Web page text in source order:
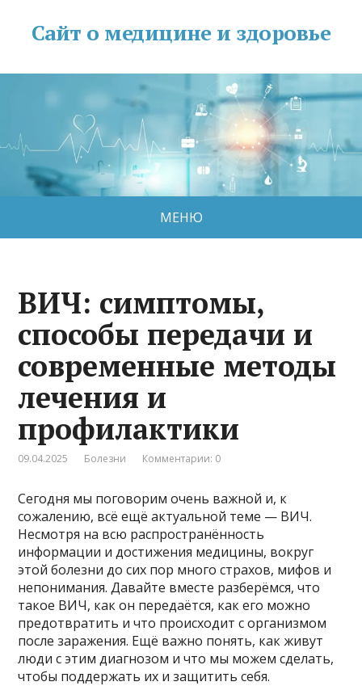
Сайт о медицине и здоровье
МЕНЮ
ВИЧ: симптомы,
способы передачи и
современные методы
лечения и
профилактики
09.04.2025 Болезни Комментарии: 0
Сегодня мы поговорим очень важной и, к
сожалению, всё ещё актуальной теме — ВИЧ.
Несмотря на всю распространённость
информации и достижения медицины, вокруг
этой болезни до сих пор много страхов, мифов и
непонимания. Давайте вместе разберёмся, что
такое ВИЧ, как он передаётся, как его можно
предотвратить и что происходит с организмом
после заражения. Ещё важно понять, как живут
люди с этим диагнозом и что мы можем сделать,
чтобы поддержать их и защитить себя.